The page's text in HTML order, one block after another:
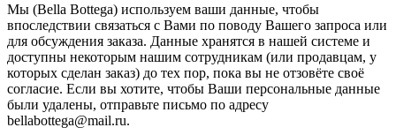
Мы (Bella Bottega) используем ваши данные, чтобы
впоследствии связаться с Вами по поводу Вашего запроса или
для обсуждения заказа. Данные хранятся в нашей системе и
доступны некоторым нашим сотрудникам (или продавцам, у
которых сделан заказ) до тех пор, пока вы не отзовёте своё
согласие. Если вы хотите, чтобы Ваши персональные данные
были удалены, отправьте письмо по адресу
bellabottega@mail.ru.